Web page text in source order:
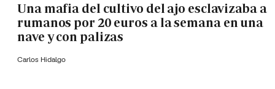
Una mafia del cultivo del ajo esclavizaba a
rumanos por 20 euros a la semana en una
nave y con palizas
Carlos Hidalgo